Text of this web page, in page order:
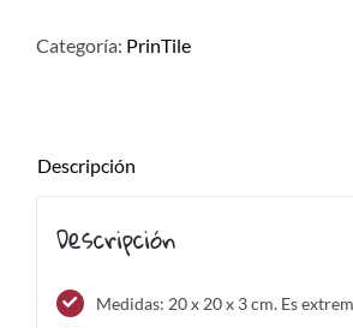
Categoría: PrinTile
Descripción
Descripción
Medidas: 20 x 20 x 3 cm. Es